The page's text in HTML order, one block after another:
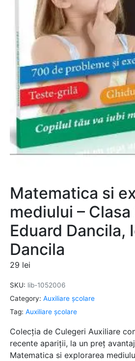
Matematica si
mediului – Clasa
Eduard Dancila,
Dancila
29 lei
SKU: lib-1052006
Category: Auxiliare şcolare
Tag: Auxiliare şcolare
Colecția de Culegeri Auxiliare
recente apariții, la un preț
Matematica si explorarea